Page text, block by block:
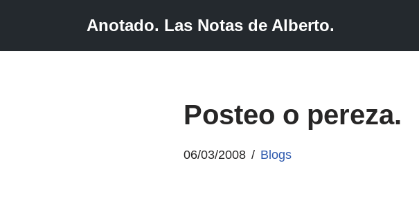
Anotado. Las Notas de Alberto.
Posteo o pereza.
06/03/2008 Blogs